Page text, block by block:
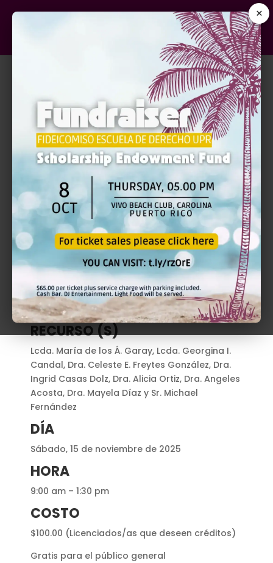
×
TÍTULO
3er Congreso de Educación Especial:
Desarrollos en la Educación Especial: el
concepto de pertenencia, los avances en
ADHD y autismo y varias perspectivas legales
RECURSO (S)
Lcda. María de los Á. Garay, Lcda. Georgina I.
Candal, Dra. Celeste E. Freytes González, Dra.
Ingrid Casas Dolz, Dra. Alicia Ortiz, Dra. Angeles
Acosta, Dra. Mayela Díaz y Sr. Michael
Fernández
DÍA
Sábado, 15 de noviembre de 2025
HORA
9:00 am – 1:30 pm
COSTO
$100.00 (Licenciados/as que deseen créditos)
Gratis para el público general